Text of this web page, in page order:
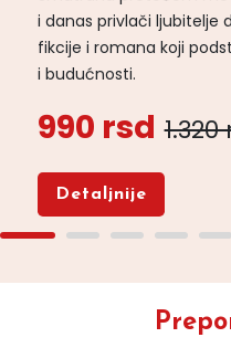
i danas privlači ljubitelje
fikcije i romana koji
i budućnosti.
990 rsd 1.320
Detaljnije